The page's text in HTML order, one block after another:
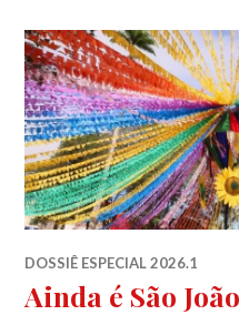
DOSSIÊ ESPECIAL 2026.1
Ainda é São